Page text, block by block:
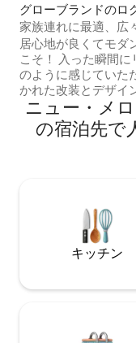
グローブランドのロ
ス
家族連れに最適、広
心地が良い｜ヨセミ
居心地が良くてモダ
こそ！ 入った瞬間にリラックスして自宅
のように感じていた
かれた改装とデザイ
す。 私たちのキャビンは、グループで充
実した時間を過ご
ンコンセプトのキッ
地内にあります。 また、季節限定のコミ
ュニティプール、ピ
の湖、パインマウン
もご利用いただけま
ニュー・メ
の宿泊先で
キッチン